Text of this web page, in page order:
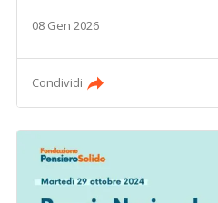
08 Gen 2026
Condividi